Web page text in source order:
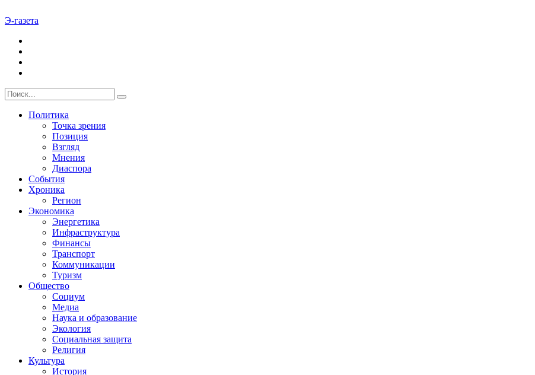
Э-газета
Политика
Точка зрения
Позиция
Взгляд
Мнения
Диаспора
События
Хроника
Регион
Экономика
Энергетика
Инфраструктура
Финансы
Транспорт
Коммуникации
Туризм
Общество
Социум
Медиа
Наука и образование
Экология
Социальная защита
Религия
Культура
История